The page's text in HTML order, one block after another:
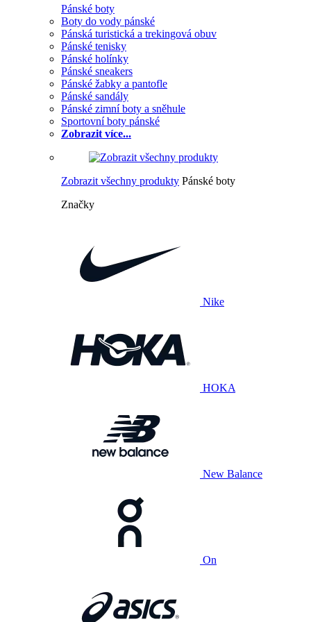
Pánské boty
Boty do vody pánské
Pánská turistická a trekingová obuv
Pánské tenisky
Pánské holínky
Pánské sneakers
Pánské žabky a pantofle
Pánské sandály
Pánské zimní boty a sněhule
Sportovní boty pánské
Zobrazit více...
Zobrazit všechny produkty Pánské boty
Značky
Nike
HOKA
New Balance
On